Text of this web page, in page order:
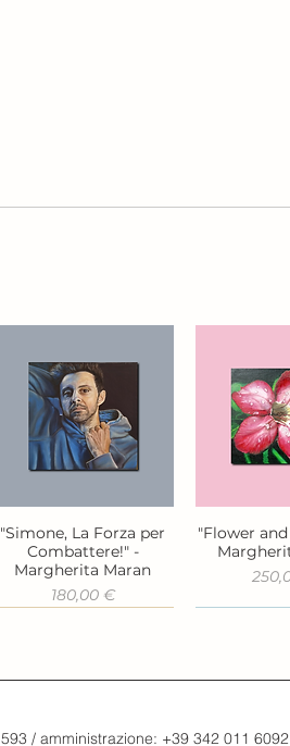
Vista rapida
"Simone, La Forza per
Combattere!" -
Margherita Maran
Prezzo
180,00 €
Vista
"Flower
/ amministrazione: +39 342 011 6092